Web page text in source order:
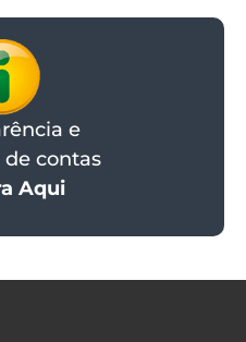
e
de contas
Aqui